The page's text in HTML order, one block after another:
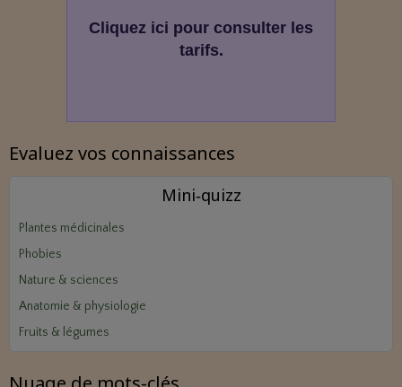
Cliquez ici pour consulter les
tarifs.
Evaluez vos connaissances
Mini‑quizz
Plantes médicinales
Phobies
Nature & sciences
Anatomie & physiologie
Fruits & légumes